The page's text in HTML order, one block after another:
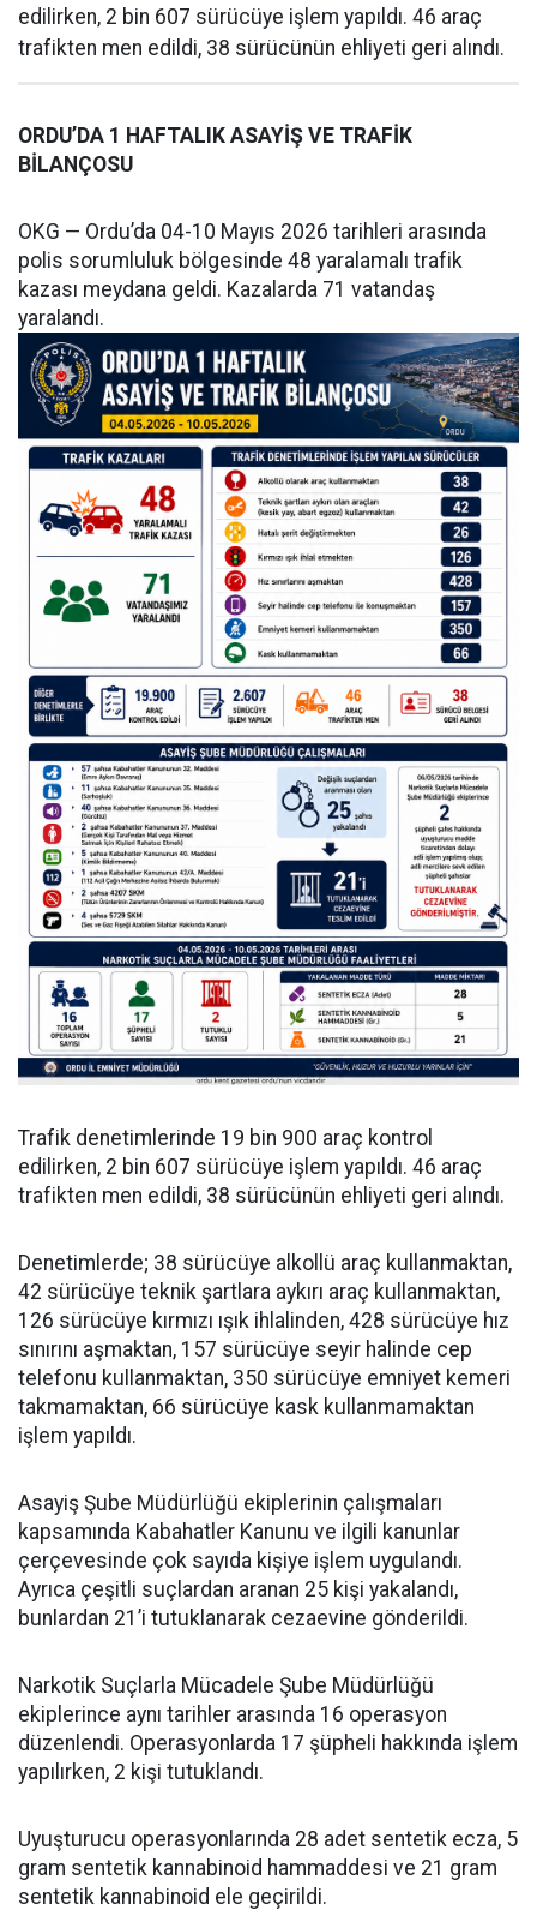
edilirken, 2 bin 607 sürücüye işlem yapıldı. 46 araç
trafikten men edildi, 38 sürücünün ehliyeti geri alındı.
ORDU’DA 1 HAFTALIK ASAYİŞ VE TRAFİK
BİLANÇOSU
OKG — Ordu’da 04-10 Mayıs 2026 tarihleri arasında
polis sorumluluk bölgesinde 48 yaralamalı trafik
kazası meydana geldi. Kazalarda 71 vatandaş
yaralandı.
Trafik denetimlerinde 19 bin 900 araç kontrol
edilirken, 2 bin 607 sürücüye işlem yapıldı. 46 araç
trafikten men edildi, 38 sürücünün ehliyeti geri alındı.
Denetimlerde; 38 sürücüye alkollü araç kullanmaktan,
42 sürücüye teknik şartlara aykırı araç kullanmaktan,
126 sürücüye kırmızı ışık ihlalinden, 428 sürücüye hız
sınırını aşmaktan, 157 sürücüye seyir halinde cep
telefonu kullanmaktan, 350 sürücüye emniyet kemeri
takmamaktan, 66 sürücüye kask kullanmamaktan
işlem yapıldı.
Asayiş Şube Müdürlüğü ekiplerinin çalışmaları
kapsamında Kabahatler Kanunu ve ilgili kanunlar
çerçevesinde çok sayıda kişiye işlem uygulandı.
Ayrıca çeşitli suçlardan aranan 25 kişi yakalandı,
bunlardan 21’i tutuklanarak cezaevine gönderildi.
Narkotik Suçlarla Mücadele Şube Müdürlüğü
ekiplerince aynı tarihler arasında 16 operasyon
düzenlendi. Operasyonlarda 17 şüpheli hakkında işlem
yapılırken, 2 kişi tutuklandı.
Uyuşturucu operasyonlarında 28 adet sentetik ecza, 5
gram sentetik kannabinoid hammaddesi ve 21 gram
sentetik kannabinoid ele geçirildi.